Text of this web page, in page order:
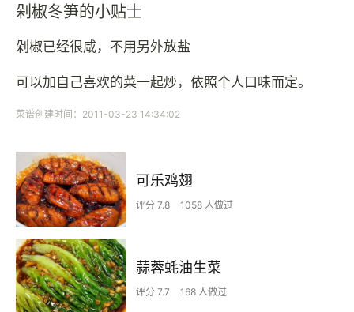
剁椒冬笋的小贴士
剁椒已经很咸，不用另外放盐
可以加自己喜欢的菜一起炒，依照个人口味而定。
菜谱创建时间：2011-03-23 14:34:02
可乐鸡翅
评分 7.8 1058 人做过
蒜蓉蚝油生菜
评分 7.7 168 人做过